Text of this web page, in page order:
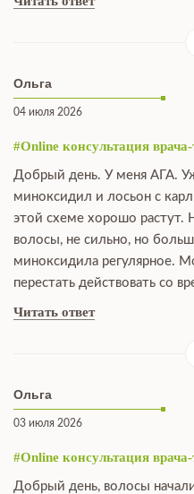
Ольга
04 июля 2026
#Online консультация врача-
Добрый день. У меня АГА.
миноксидил и лосьон с
этой схеме хорошо растут.
волосы, не сильно, но
миноксидила регулярное.
перестать действовать со
Читать ответ
Ольга
03 июля 2026
#Online консультация врача-
Добрый день, волосы